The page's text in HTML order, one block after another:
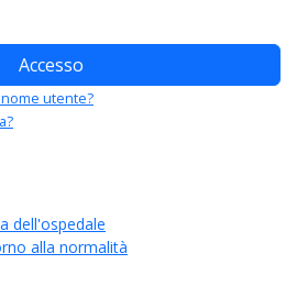
Accesso
utente?
dell'ospedale
alla normalità